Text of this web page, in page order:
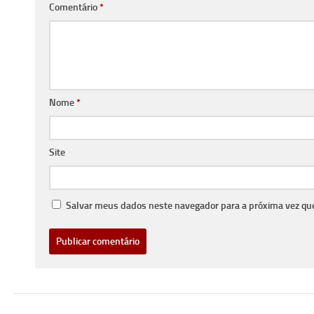
Comentário*
Nome*
Site
Salvar meus dados neste navegador para a próxima vez